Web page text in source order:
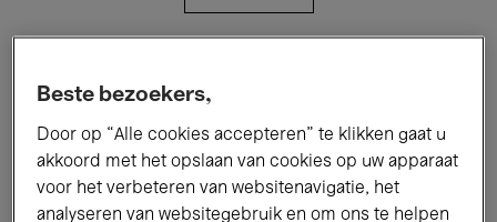
Performances Lezingen & Debatten
Jazz Klassieke Muziek Global Music
Beste bezoekers,
Door op “Alle cookies accepteren” te klikken gaat u
akkoord met het opslaan van cookies op uw apparaat
voor het verbeteren van websitenavigatie, het
analyseren van websitegebruik en om ons te helpen